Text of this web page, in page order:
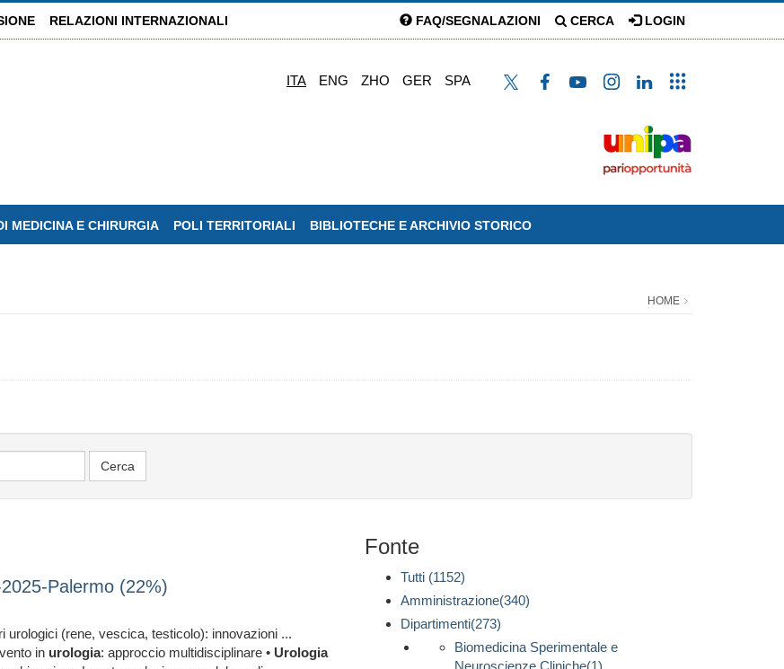
RELAZIONI INTERNAZIONALI FAQ/SEGNALAZIONI CERCA LOGIN
ITA ENG ZHO GER SPA
MEDICINA E CHIRURGIA POLI TERRITORIALI BIBLIOTECHE E ARCHIVIO STORICO
HOME
Palermo (22%)
urologici (rene, vescica, testicolo): innovazioni ...
in urologia: approccio multidisciplinare • Urologia
Fonte
Tutti (1152)
Amministrazione(340)
Dipartimenti(273)
Biomedicina Sperimentale e
Neuroscienze Cliniche(1)